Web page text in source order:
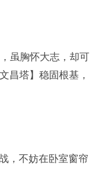
虽胸怀大志，却可
昌塔】稳固根基，
，不妨在卧室窗帘